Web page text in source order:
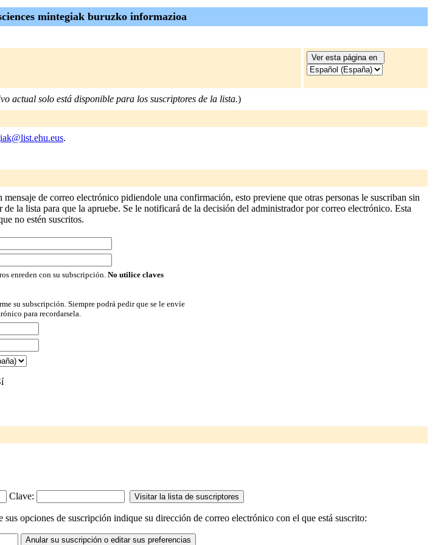
mintegiak buruzko informazioa
actual solo está disponible para los suscriptores de la lista.)
.
de correo electrónico pidiendole una confirmación, esto previene que otras personas le suscriban sin
la lista para que la apruebe. Se le notificará de la decisión del administrador por correo electrónico. Esta
no estén suscritos.
enreden con su subscripción. No utilice claves
su subscripción. Siempre podrá pedir que se le envíe
para recordarsela.
Clave:
opciones de suscripción indique su dirección de correo electrónico con el que está suscrito: